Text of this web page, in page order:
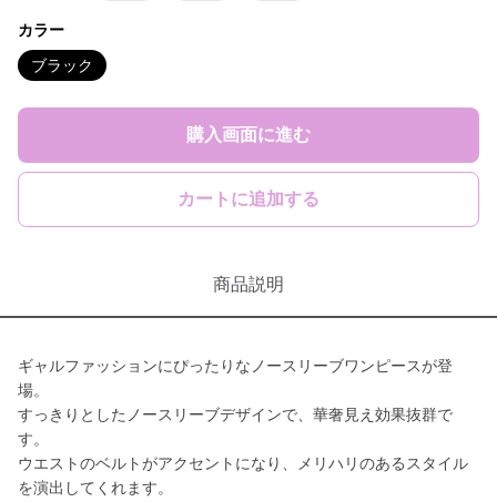
カラー
ブラック
購入画面に進む
カートに追加する
商品説明
ギャルファッションにぴったりなノースリーブワンピースが登
場。
すっきりとしたノースリーブデザインで、華奢見え効果抜群で
す。
ウエストのベルトがアクセントになり、メリハリのあるスタイル
を演出してくれます。